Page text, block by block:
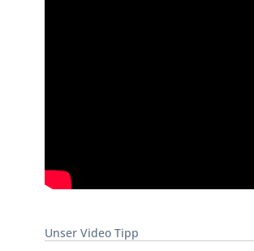
Unser Video Tipp